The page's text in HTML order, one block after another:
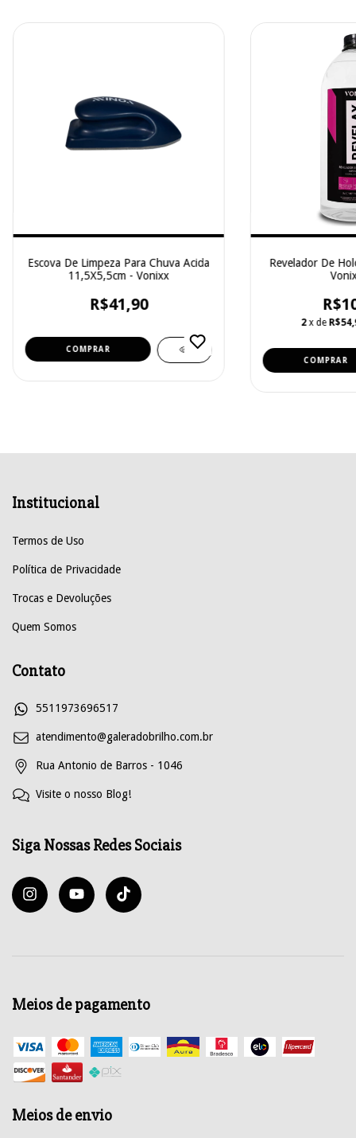
Escova De Limpeza Para Chuva Acida
11,5X5,5cm - Vonixx
R$41,90
Revelador De
2 x de
Institucional
Termos de Uso
Política de Privacidade
Trocas e Devoluções
Quem Somos
Contato
5511973696517
atendimento@galeradobrilho.com.br
Rua Antonio de Barros - 1046
Visite o nosso Blog!
Siga Nossas Redes Sociais
Meios de pagamento
Meios de envio